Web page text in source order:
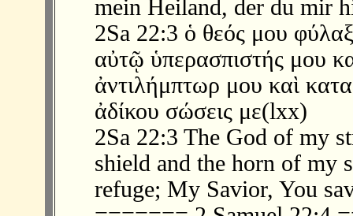
mein Heiland, der du mir
2Sa 22:3 ὁ θεός μου
αὐτῷ ὑπερασπιστής μου
ἀντιλήμπτωρ μου καὶ
ἀδίκου σώσεις με(lxx)
2Sa 22:3 The God of my
shield and the horn of my
refuge; My Savior, You